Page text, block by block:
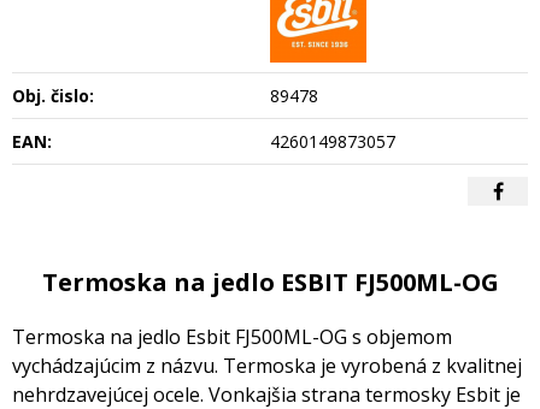
Obj. čislo:
89478
EAN:
4260149873057
Termoska na jedlo ESBIT FJ500ML-OG
Termoska na jedlo Esbit FJ500ML-OG s objemom
vychádzajúcim z názvu. Termoska je vyrobená z kvalitnej
nehrdzavejúcej ocele. Vonkajšia strana termosky Esbit je